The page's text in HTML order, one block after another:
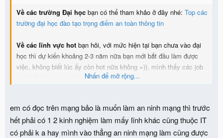
Về các trường Đại học bạn có thể tham khảo ở đây nhé: Top các
trường đại học đào tạo trọng điểm an toàn thông tin
Về các lĩnh vực hot bạn hỏi, với mức hiện tại bạn chưa vào đại
học thì dự kiến khoảng 2-3 năm nữa bạn mới bắt đầu làm được
việc, không biết lúc ấy còn hot nữa không =)), mình thấy các job
phổ biến liên quan đến ATTT là:
(app pc, mobile android)Kiểm thử xâm nhập là gì
- Giám sát an toàn thông tin (NSM), bạn có thể đọc thêm ở đây:
Tổng quan về hệ thống giám sát an ninh mạng
Nhấn để mở rộng...
em có đọc trên mạng bảo là muốn làm an ninh mạng thì trước
hết phải có 1 2 kinh nghiệm làm mấy lĩnh khác cũng thuộc IT
có phải k a hay mình vào thẳng an ninh mạng làm cũng được